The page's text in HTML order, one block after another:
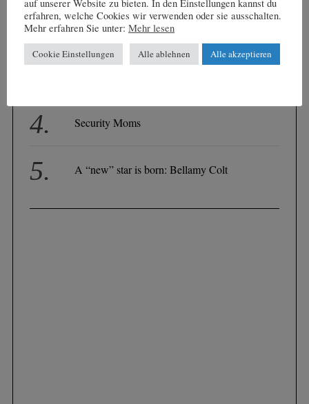
NICHT!
DER NEUESTE ARLBERG-TREND: Bike
Security Moms
A “new” star is born: Bellamy Colt
auf unserer Website zu bieten. In den Einstellungen kannst du
erfahren, welche Cookies wir verwenden oder sie ausschalten.
Mehr erfahren Sie unter: Mehr lesen
Cookie Einstellungen Alle ablehnen Alle akzeptieren